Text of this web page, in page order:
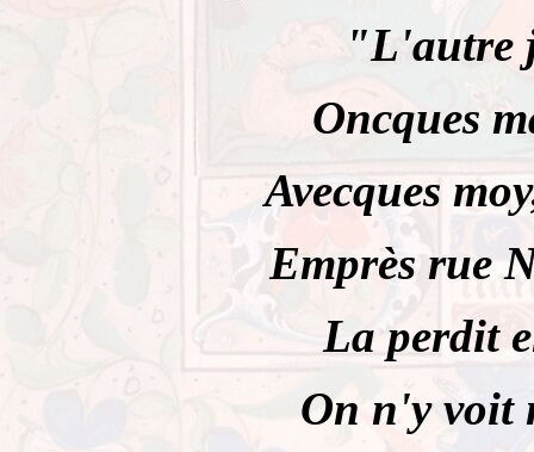
"L'autre
Oncques
Avecques
Emprès rue
La perdit
On n'y voit